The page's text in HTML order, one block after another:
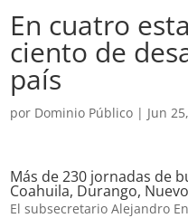
En cuatro
ciento de
país
por Dominio Público | Jun
Más de 230 jornadas de
Coahuila, Durango,
El subsecretario Alejandro